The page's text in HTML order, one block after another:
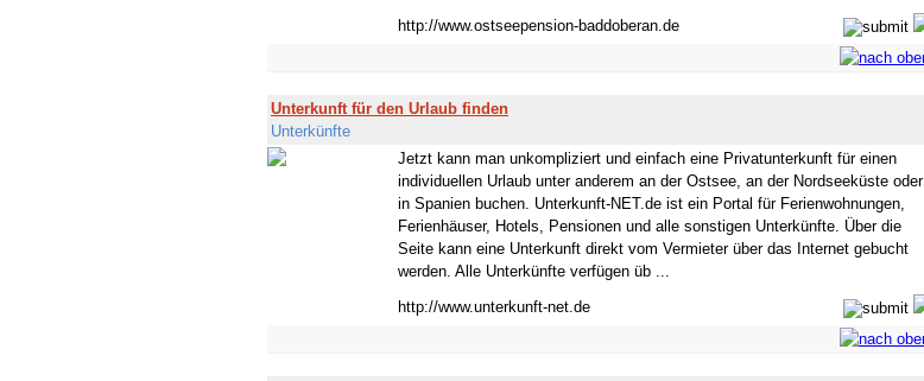
http://www.ostseepension-baddoberan.de
Unterkunft für den Urlaub finden
Unterkünfte
Jetzt kann man unkompliziert und einfach eine Privatunterkunft für einen
individuellen Urlaub unter anderem an der Ostsee, an der Nordseeküste oder
in Spanien buchen. Unterkunft-NET.de ist ein Portal für Ferienwohnungen,
Ferienhäuser, Hotels, Pensionen und alle sonstigen Unterkünfte. Über die
Seite kann eine Unterkunft direkt vom Vermieter über das Internet gebucht
werden. Alle Unterkünfte verfügen üb ...
http://www.unterkunft-net.de